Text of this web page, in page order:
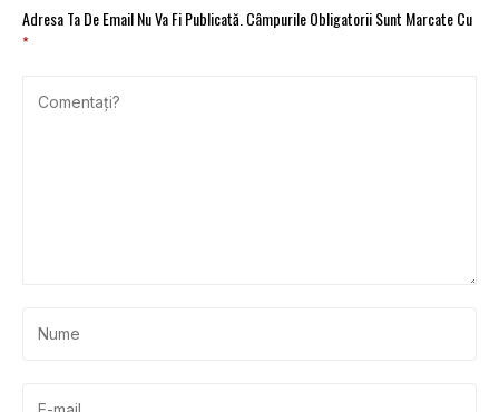
Adresa Ta De Email Nu Va Fi Publicată. Câmpurile Obligatorii Sunt Marcate Cu
*